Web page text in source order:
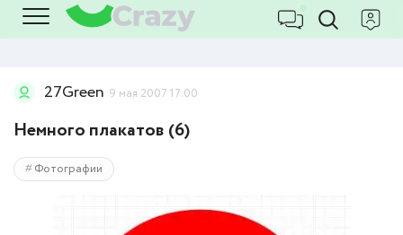
27Green 9 мая 2007 17:00
Немного плакатов (6)
Фотографии